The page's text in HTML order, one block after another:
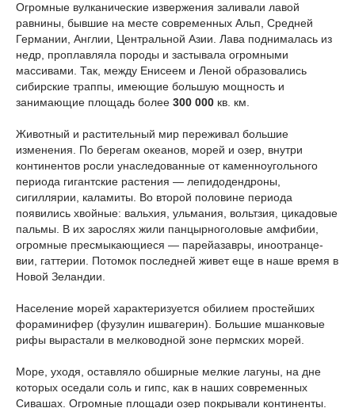
Огромные вулканические извержения заливали лавой
равнины, бывшие на месте современных Альп, Средней
Германии, Англии, Центральной Азии. Лава поднималась из
недр, проплавляла породы и застывала огромными
массивами. Так, между Енисеем и Леной образовались
сибирские траппы, имеющие большую мощность и
занимающие площадь более 300 000 кв. км.
Животный и растительный мир переживал большие
изменения. По берегам океанов, морей и озер, внутри
континентов росли унаследованные от каменноугольного
периода гигантские растения — лепидодендроны,
сигиллярии, каламиты. Во второй половине периода
появились хвойные: вальхия, ульмания, вольтзия, цикадовые
пальмы. В их зарослях жили панцырноголовые амфибии,
огромные пресмыкающиеся — парейазавры, иноотранце-
вии, гаттерии. Потомок последней живет еще в наше время в
Новой Зеландии.
Население морей характеризуется обилием простейших
фораминифер (фузулин ишвагерин). Большие мшанковые
рифы вырастали в мелководной зоне пермских морей.
Море, уходя, оставляло обширные мелкие лагуны, на дне
которых оседали соль и гипс, как в наших современных
Сивашах. Огромные площади озер покрывали континенты.